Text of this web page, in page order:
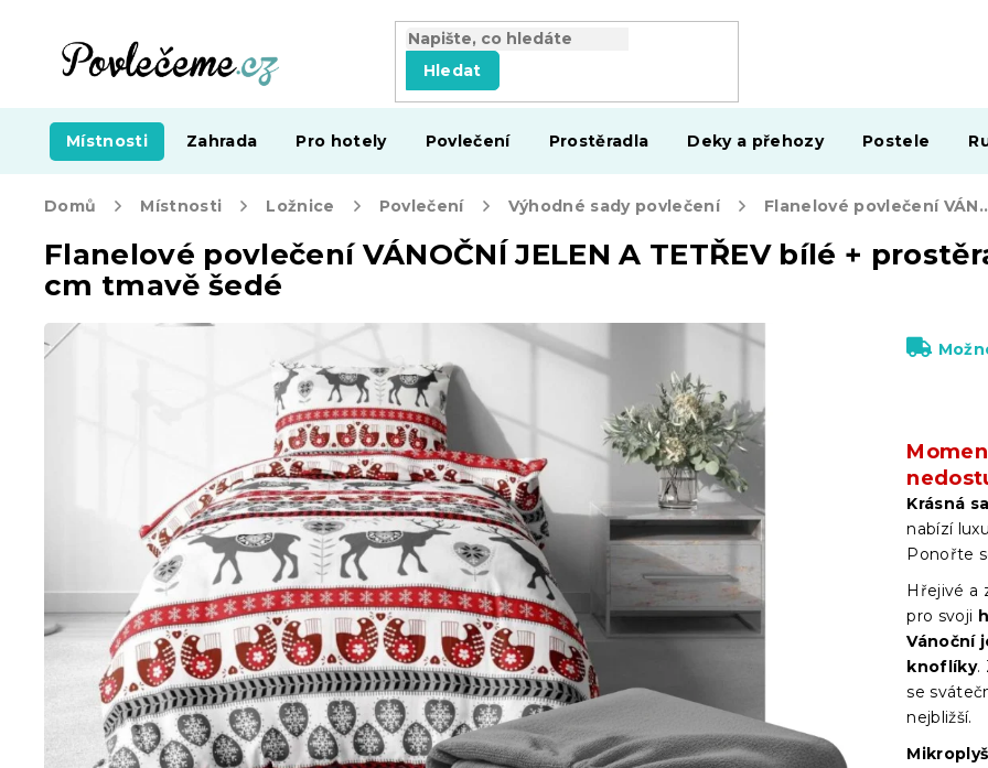
Hledat
Místnosti Zahrada Pro hotely Povlečení Prostěradla Deky a přehozy Postele
Domů Místnosti Ložnice Povlečení Výhodné sady povlečení Flanelové povlečení VÁNOČNÍ JELEN A
Flanelové povlečení VÁNOČNÍ JELEN A TETŘEV bílé +
cm tmavě šedé
Krásná
nabízí
Ponořte
Hřejivé a
pro svoji
Vánoční
knoflíky.
se
nejbližší.